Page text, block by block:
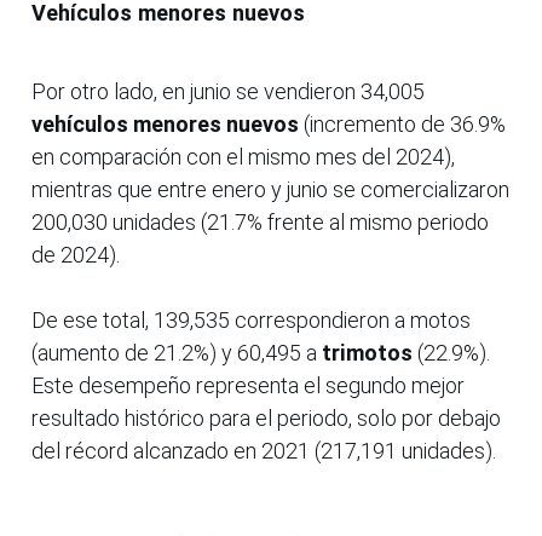
Vehículos menores nuevos
Por otro lado, en junio se vendieron 34,005
vehículos menores nuevos (incremento de 36.9%
en comparación con el mismo mes del 2024),
mientras que entre enero y junio se comercializaron
200,030 unidades (21.7% frente al mismo periodo
de 2024).
De ese total, 139,535 correspondieron a motos
(aumento de 21.2%) y 60,495 a trimotos (22.9%).
Este desempeño representa el segundo mejor
resultado histórico para el periodo, solo por debajo
del récord alcanzado en 2021 (217,191 unidades).